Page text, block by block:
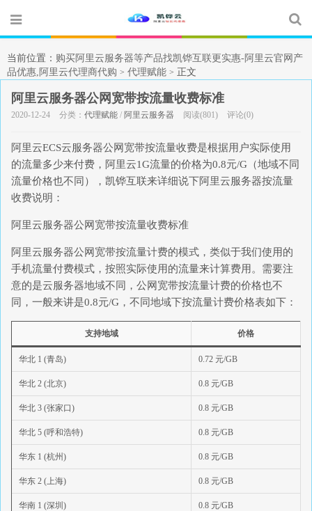
当前位置： 购买阿里云服务器等产品找凯铧互联更实惠-阿里云官网产
品优惠,阿里云代理商代购 > 代理赋能 > 正文
阿里云服务器公网宽带按流量收费标准
2020-12-24 分类： 代理赋能 / 阿里云服务器 阅读(801) 评论(0)
阿里云ECS云服务器公网宽带按流量收费是根据用户实际使用
的流量多少来付费，阿里云1G流量的价格为0.8元/G（地域不同
流量价格也不同），凯铧互联来详细说下阿里云服务器按流量
收费说明：
阿里云服务器公网宽带按流量收费标准
阿里云服务器公网宽带按流量计费的模式，类似于我们使用的
手机流量付费模式，按照实际使用的流量来计算费用。需要注
意的是云服务器地域不同，公网宽带按流量计费的价格也不
同，一般来讲是0.8元/G，不同地域下按流量计费价格表如下：
支持地域 价格
华北 1 (青岛) 0.72 元/GB
华北 2 (北京) 0.8 元/GB
华北 3 (张家口) 0.8 元/GB
华北 5 (呼和浩特) 0.8 元/GB
华东 1 (杭州) 0.8 元/GB
华东 2 (上海) 0.8 元/GB
华南 1 (深圳) 0.8 元/GB